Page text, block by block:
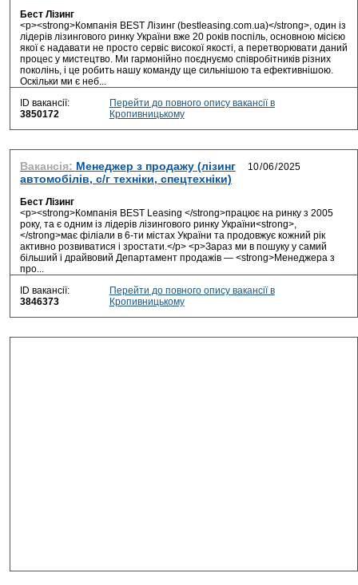
Бест Лізинг
<p><strong>Компанія BEST Лізинг (bestleasing.com.ua)</strong>, один із
лідерів лізингового ринку України вже 20 років поспіль, основною місією
якої є надавати не просто сервіс високої якості, а перетворювати даний
процес у мистецтво. Ми гармонійно поєднуємо співробітників різних
поколінь, і це робить нашу команду ще сильнішою та ефективнішою.
Оскільки ми є неб...
ID вакансії:
3850172
Перейти до повного опису вакансії в
Кропивницькому
Вакансія: Менеджер з продажу (лізинг
автомобілів, с/г техніки, спецтехніки)
Бест Лізинг
<p><strong>Компанія BEST Leasing </strong>працює на ринку з 2005
року, та є одним із лідерів лізингового ринку України<strong>,
</strong>має філіали в 6-ти містах України та продовжує кожний рік
активно розвиватися і зростати.</p> <p>Зараз ми в пошуку у самий
більший і драйвовий Департамент продажів — <strong>Менеджера з
про...
ID вакансії:
3846373
Перейти до повного опису вакансії в
Кропивницькому